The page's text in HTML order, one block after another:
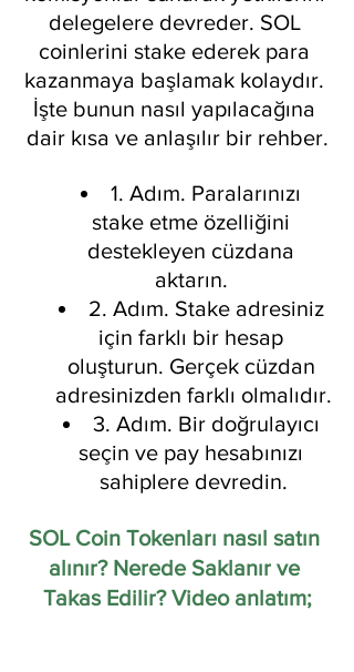
delegelere devreder. SOL
coinlerini stake ederek para
kazanmaya başlamak kolaydır.
İşte bunun nasıl yapılacağına
dair kısa ve anlaşılır bir rehber.
1. Adım. Paralarınızı
stake etme özelliğini
destekleyen cüzdana
aktarın.
2. Adım. Stake adresiniz
için farklı bir hesap
oluşturun. Gerçek cüzdan
adresinizden farklı olmalıdır.
3. Adım. Bir doğrulayıcı
seçin ve pay hesabınızı
sahiplere devredin.
SOL Coin Tokenları nasıl satın
alınır? Nerede Saklanır ve
Takas Edilir? Video anlatım;